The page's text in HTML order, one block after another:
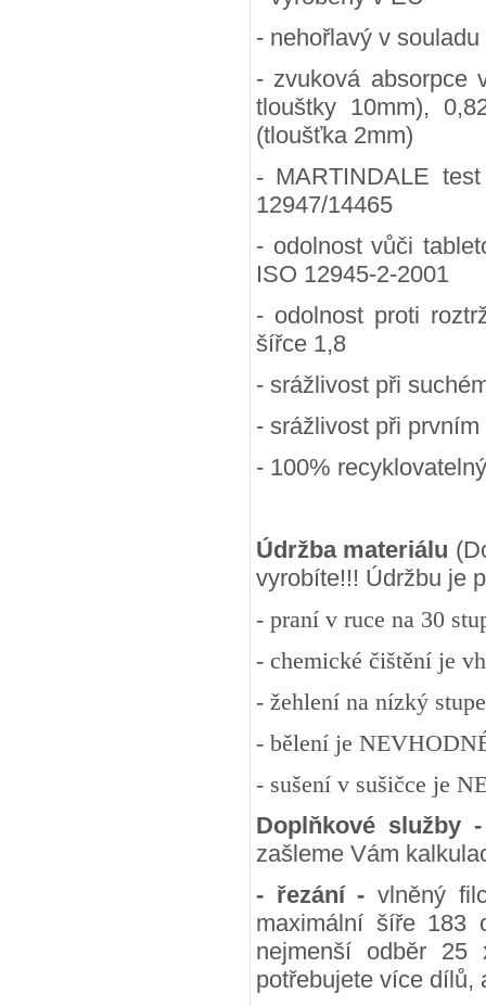
- nehořlavý v
- zvuková absorpce
tlouštky 10mm),
(tloušťka 2mm)
- MARTINDALE
12947/14465
- odolnost vůči
ISO 12945-2-2001
- odolnost proti
šířce 1,8
- srážlivost při
- srážlivost při
- 100% recyklovatelný
Údržba materiálu
vyrobíte!!! Údržbu je
- praní v ruce na 30
- chemické čištění je
- žehlení na nízký
- bělení je
- sušení v sušičce je
Doplňkové služby
zašleme Vám
- řezání - vlněný
maximální šíře 183
nejmenší odběr
potřebujete více dílů,